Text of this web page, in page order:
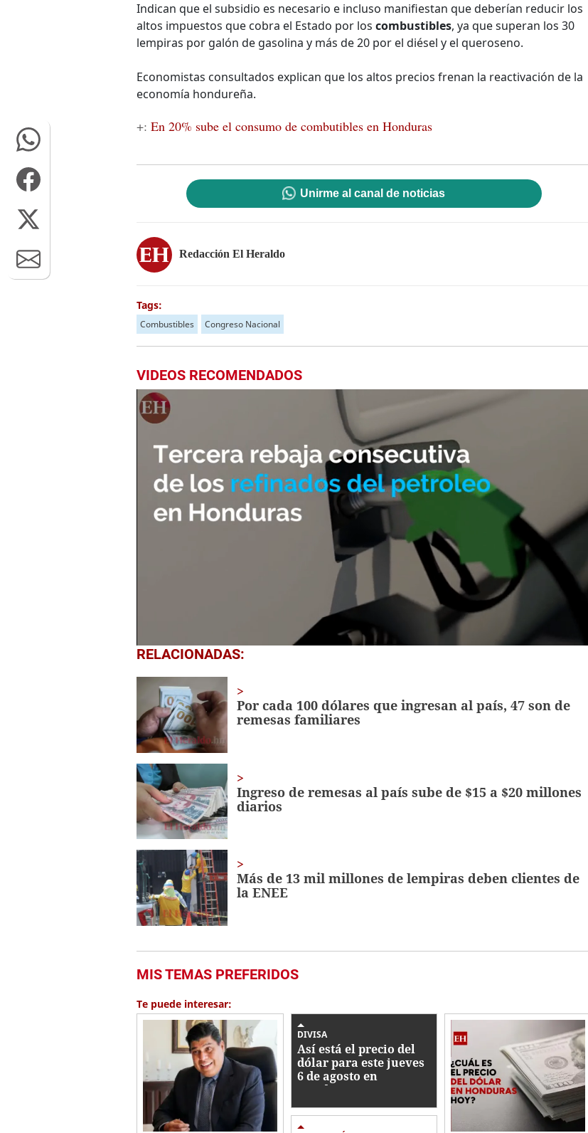
Indican que el subsidio es necesario e incluso manifiestan que deberían reducir los
altos impuestos que cobra el Estado por los combustibles, ya que superan los 30
lempiras por galón de gasolina y más de 20 por el diésel y el queroseno.
Economistas consultados explican que los altos precios frenan la reactivación de la
economía hondureña.
+: En 20% sube el consumo de combutibles en Honduras
Unirme al canal de noticias
Redacción El Heraldo
Tags:
Combustibles Congreso Nacional
VIDEOS RECOMENDADOS
0
seconds
seconds Volume
0%
RELACIONADAS:
Por cada 100 dólares que ingresan al país, 47 son de
remesas familiares
Ingreso de remesas al país sube de $15 a $20 millones
diarios
Más de 13 mil millones de lempiras deben clientes de
la ENEE
MIS TEMAS PREFERIDOS
Te puede interesar:
DIVISA
Así está el precio del
dólar para este jueves
6 de agosto en
Honduras